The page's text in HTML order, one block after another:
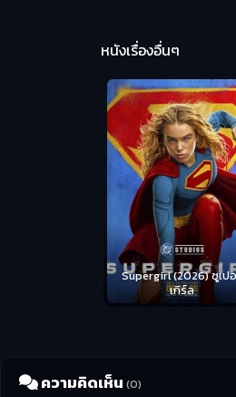
หนังเรื่องอื่นๆ
Supergirl (2026) ซูเป
เกิร์ล
ความคิดเห็น (0)